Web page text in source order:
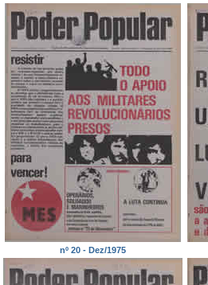
nº 20 - Dez/1975